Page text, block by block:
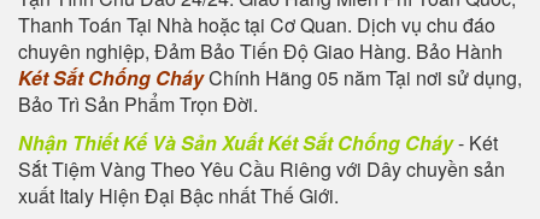
Thanh Toán Tại Nhà hoặc tại Cơ Quan. Dịch vụ chu đáo
chuyên nghiệp, Đảm Bảo Tiến Độ Giao Hàng. Bảo Hành
Két Sắt Chống CháyChính Hãng 05 năm Tại nơi sử dụng,
Bảo Trì Sản Phẩm Trọn Đời.
Nhận Thiết Kế Và Sản Xuất Két Sắt Chống Cháy- Két
Sắt Tiệm Vàng Theo Yêu Cầu Riêng với Dây chuyền sản
xuất Italy Hiện Đại Bậc nhất Thế Giới.